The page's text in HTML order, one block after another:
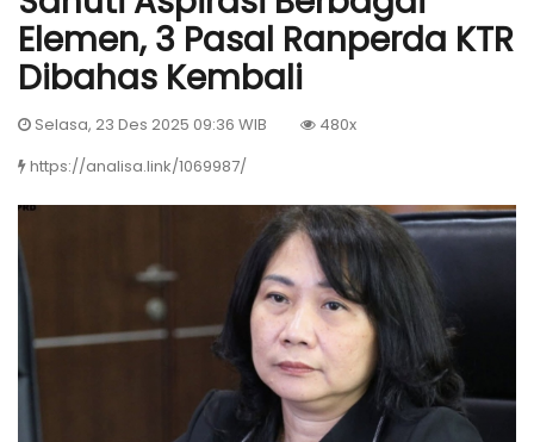
Elemen, 3 Pasal Ranperda KTR
Dibahas Kembali
Selasa, 23 Des 2025 09:36 WIB
480x
https://analisa.link/1069987/